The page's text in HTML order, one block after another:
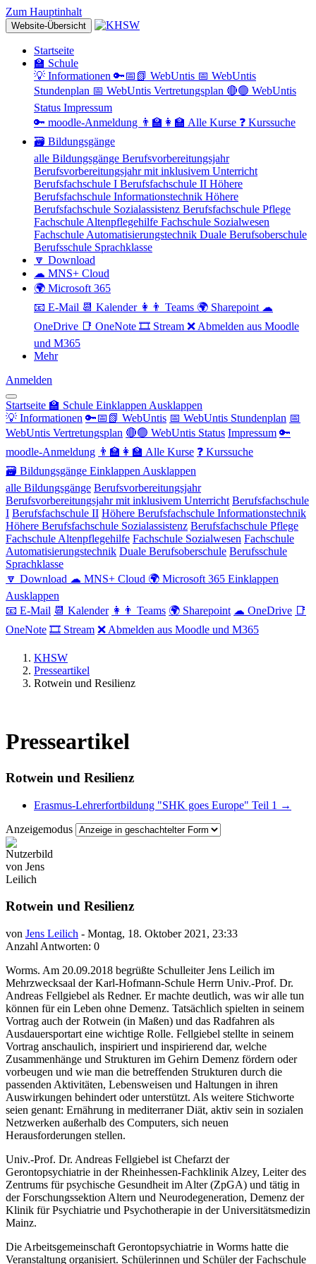
Zum Hauptinhalt
Website-Übersicht
Startseite
🏫 Schule
💡 Informationen 🔑📅📗 WebUntis 📅 WebUntis
Stundenplan 📅 WebUntis Vertretungsplan 🔴🟢 WebUntis
Status Impressum
🔑 moodle-Anmeldung 👨‍🏫👩‍🏫 Alle Kurse ❓ Kurssuche
🗃 Bildungsgänge
alle Bildungsgänge Berufsvorbereitungsjahr
Berufsvorbereitungsjahr mit inklusivem Unterricht
Berufsfachschule I Berufsfachschule II Höhere
Berufsfachschule Informationstechnik Höhere
Berufsfachschule Sozialassistenz Berufsfachschule Pflege
Fachschule Altenpflegehilfe Fachschule Sozialwesen
Fachschule Automatisierungstechnik Duale Berufsoberschule
Berufsschule Sprachklasse
🔽 Download
☁ MNS+ Cloud
🌍 Microsoft 365
📧 E-Mail 📆 Kalender 👩👨 Teams 🌍 Sharepoint ☁
OneDrive 📑 OneNote 🎞 Stream ❌ Abmelden aus Moodle
und M365
Mehr
Anmelden
Startseite 🏫 Schule Einklappen Ausklappen
💡 Informationen 🔑📅📗 WebUntis 📅 WebUntis Stundenplan 📅
WebUntis Vertretungsplan 🔴🟢 WebUntis Status Impressum 🔑
moodle-Anmeldung 👨‍🏫👩‍🏫 Alle Kurse ❓ Kurssuche
🗃 Bildungsgänge Einklappen Ausklappen
alle Bildungsgänge Berufsvorbereitungsjahr
Berufsvorbereitungsjahr mit inklusivem Unterricht Berufsfachschule
I Berufsfachschule II Höhere Berufsfachschule Informationstechnik
Höhere Berufsfachschule Sozialassistenz Berufsfachschule Pflege
Fachschule Altenpflegehilfe Fachschule Sozialwesen Fachschule
Automatisierungstechnik Duale Berufsoberschule Berufsschule
Sprachklasse
🔽 Download ☁ MNS+ Cloud 🌍 Microsoft 365 Einklappen
Ausklappen
📧 E-Mail 📆 Kalender 👩👨 Teams 🌍 Sharepoint ☁ OneDrive 📑
OneNote 🎞 Stream ❌ Abmelden aus Moodle und M365
KHSW
Presseartikel
Rotwein und Resilienz
Presseartikel
Rotwein und Resilienz
Erasmus-Lehrerfortbildung "SHK goes Europe" Teil 1 →
Anzeigemodus
Rotwein und Resilienz
von Jens Leilich - Montag, 18. Oktober 2021, 23:33
Anzahl Antworten: 0
Worms. Am 20.09.2018 begrüßte Schulleiter Jens Leilich im
Mehrzwecksaal der Karl-Hofmann-Schule Herrn Univ.-Prof. Dr.
Andreas Fellgiebel als Redner. Er machte deutlich, was wir alle tun
können für ein Leben ohne Demenz. Tatsächlich spielten in seinem
Vortrag auch der Rotwein (in Maßen) und das Radfahren als
Ausdauersportart eine wichtige Rolle. Fellgiebel stellte in seinem
Vortrag anschaulich, inspiriert und inspirierend dar, welche
Zusammenhänge und Strukturen im Gehirn Demenz fördern oder
vorbeugen und wie man die betreffenden Strukturen durch die
passenden Aktivitäten, Lebensweisen und Haltungen in ihren
Auswirkungen behindert oder unterstützt. Als weitere Stichworte
seien genant: Ernährung in mediterraner Diät, aktiv sein in sozialen
Netzwerken außerhalb des Computers, sich neuen
Herausforderungen stellen.
Univ.-Prof. Dr. Andreas Fellgiebel ist Chefarzt der
Gerontopsychiatrie in der Rheinhessen-Fachklinik Alzey, Leiter des
Zentrums für psychische Gesundheit im Alter (ZpGA) und tätig in
der Forschungssektion Altern und Neurodegeneration, Demenz der
Klinik für Psychiatrie und Psychotherapie in der Universitätsmedizin
Mainz.
Die Arbeitsgemeinschaft Gerontopsychiatrie in Worms hatte die
Veranstaltung organisiert. Schülerinnen und Schüler der Fachschule